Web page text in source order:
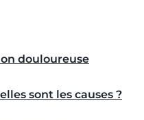
douloureuse
sont les causes ?